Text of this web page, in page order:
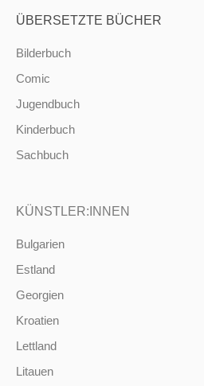
ÜBERSETZTE BÜCHER
Bilderbuch
Comic
Jugendbuch
Kinderbuch
Sachbuch
KÜNSTLER:INNEN
Bulgarien
Estland
Georgien
Kroatien
Lettland
Litauen